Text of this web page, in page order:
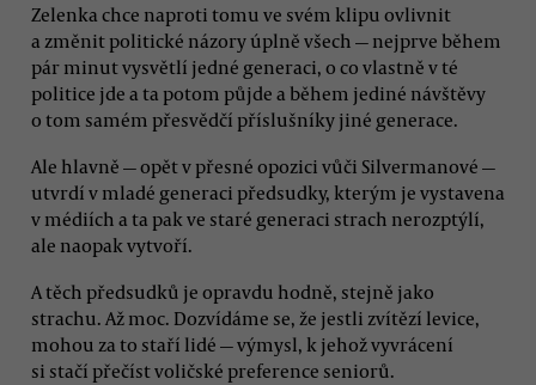
Zelenka chce naproti tomu ve svém klipu ovlivnit
a změnit politické názory úplně všech — nejprve během
pár minut vysvětlí jedné generaci, o co vlastně v té
politice jde a ta potom půjde a během jediné návštěvy
o tom samém přesvědčí příslušníky jiné generace.
Ale hlavně — opět v přesné opozici vůči Silvermanové —
utvrdí v mladé generaci předsudky, kterým je vystavena
v médiích a ta pak ve staré generaci strach nerozptýlí,
ale naopak vytvoří.
A těch předsudků je opravdu hodně, stejně jako
strachu. Až moc. Dozvídáme se, že jestli zvítězí levice,
mohou za to staří lidé — výmysl, k jehož vyvrácení
si stačí přečíst voličské preference seniorů.